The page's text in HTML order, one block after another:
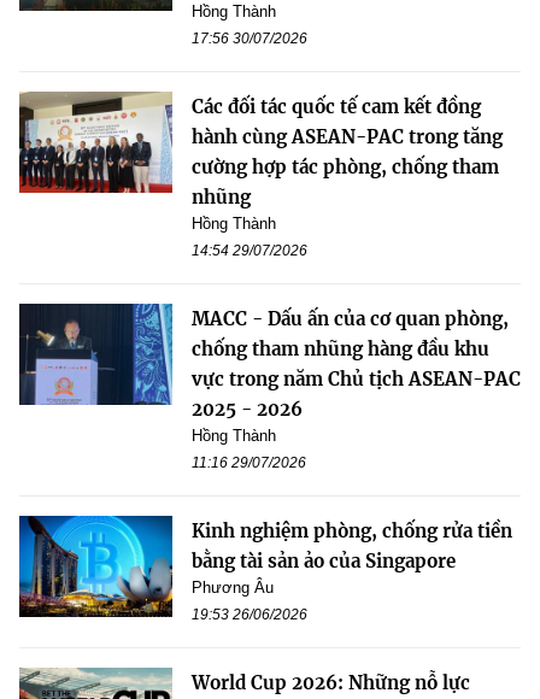
Hồng Thành
17:56 30/07/2026
Các đối tác quốc tế cam kết đồng
hành cùng ASEAN-PAC trong tăng
cường hợp tác phòng, chống tham
nhũng
Hồng Thành
14:54 29/07/2026
MACC - Dấu ấn của cơ quan phòng,
chống tham nhũng hàng đầu khu
vực trong năm Chủ tịch ASEAN-PAC
2025 - 2026
Hồng Thành
11:16 29/07/2026
Kinh nghiệm phòng, chống rửa tiền
bằng tài sản ảo của Singapore
Phương Âu
19:53 26/06/2026
World Cup 2026: Những nỗ lực